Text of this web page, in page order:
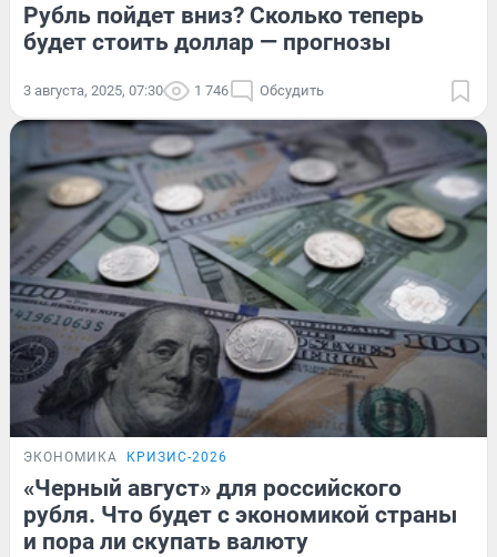
Рубль пойдет вниз? Сколько теперь
будет стоить доллар — прогнозы
3 августа, 2025, 07:30 1 746 Обсудить
ЭКОНОМИКА КРИЗИС-2026
«Черный август» для российского
рубля. Что будет с экономикой страны
и пора ли скупать валюту